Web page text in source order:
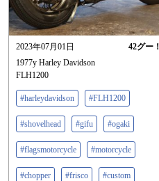
2023年07月01日 42グー！
1977y Harley Davidson
FLH1200
#harleydavidson #FLH1200
#shovelhead #gifu #ogaki
#flagsmotorcycle #motorcycle
#chopper #frisco #custom